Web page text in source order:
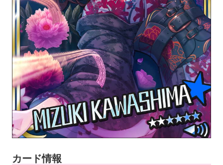
カード情報